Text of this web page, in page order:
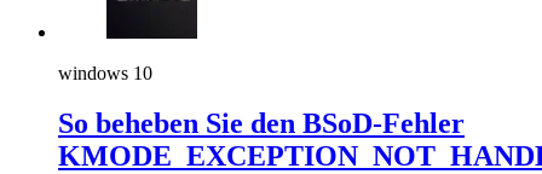
windows 10
So beheben Sie den BSoD-Fehler